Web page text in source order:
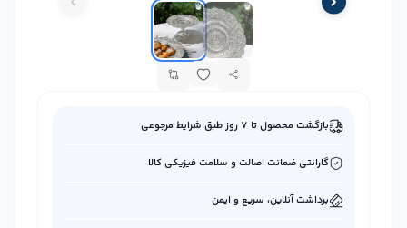
بازگشت محصول تا ۷ روز طبق شرایط مرجوعی
گارانتی ضمانت اصالت و سلامت فیزیکی کالا
برداشت آنلاین، سریع و ایمن